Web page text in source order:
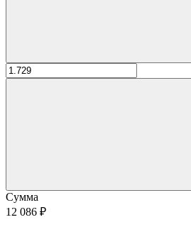
Сумма
12 086 ₽